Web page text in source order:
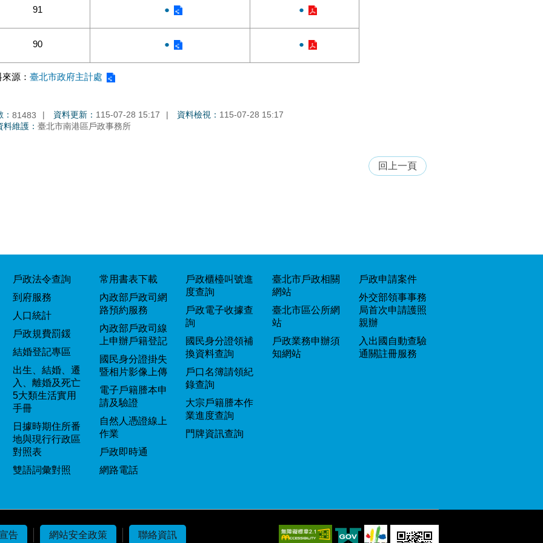
91 ● ●
90 ● ●
源： 臺北市政府主計處
81483 資料更新： 115-07-28 15:17 資料檢視： 115-07-28 15:17
料維護： 臺北市南港區戶政事務所
回上一頁
戶政法令查詢
到府服務
人口統計
戶政規費罰鍰
結婚登記專區
出生、結婚、遷
入、離婚及死亡
5大類生活實用
手冊
日據時期住所番
地與現行行政區
對照表
雙語詞彙對照
常用書表下載
內政部戶政司網
路預約服務
內政部戶政司線
上申辦戶籍登記
國民身分證掛失
暨相片影像上傳
電子戶籍謄本申
請及驗證
自然人憑證線上
作業
戶政即時通
網路電話
戶政櫃檯叫號進
度查詢
戶政電子收據查
詢
國民身分證領補
換資料查詢
戶口名簿請領紀
錄查詢
大宗戶籍謄本作
業進度查詢
門牌資訊查詢
臺北市戶政相關
網站
臺北市區公所網
站
戶政業務申辦須
知網站
戶政申請案件
外交部領事事務
局首次申請護照
親辦
入出國自動查驗
通關註冊服務
告 網站安全政策 聯絡資訊